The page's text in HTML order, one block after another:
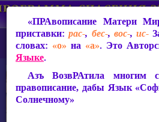
«ПРАвописание Матери
приставки:рас-, бес-, вос-, ис-
словах: «о» на «а». Это
Языке.
Азъ ВозвРАтила многим
правописание, дабы Язык
Солнечному»